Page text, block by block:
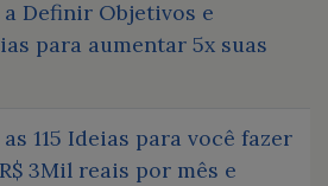
Definir Objetivos e
para aumentar 5x suas
115 Ideias para você fazer
3Mil reais por mês e